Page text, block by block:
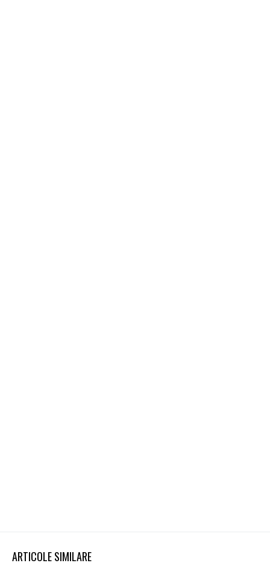
ARTICOLE SIMILARE